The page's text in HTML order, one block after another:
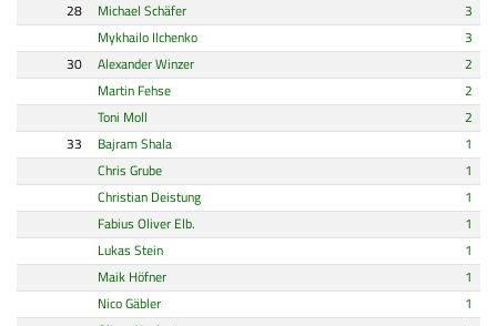
28
Michael Schäfer
3
Mykhailo Ilchenko
3
30
Alexander Winzer
2
Martin Fehse
2
Toni Moll
2
33
Bajram Shala
1
Chris Grube
1
Christian Deistung
1
Fabius Oliver Elb.
1
Lukas Stein
1
Maik Höfner
1
Nico Gäbler
1